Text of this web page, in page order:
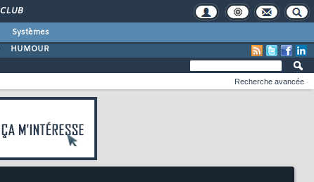
CLUB
Systèmes
HUMOUR
Recherche avancée